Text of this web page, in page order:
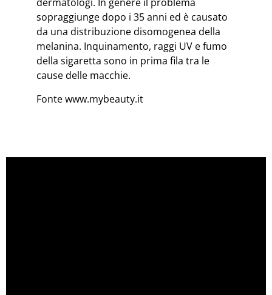
sopraggiunge dopo i 35 anni ed è causato
da una distribuzione disomogenea della
melanina. Inquinamento, raggi UV e fumo
della sigaretta sono in prima fila tra le
cause delle macchie.
Fonte www.mybeauty.it